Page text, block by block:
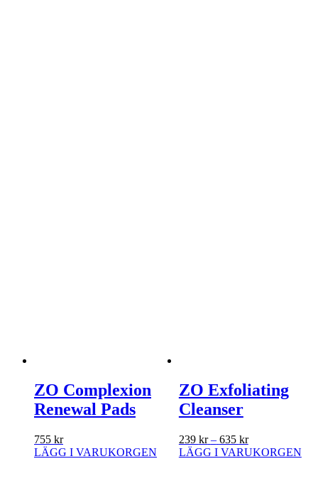
ZO Complexion
Renewal Pads
755 kr
LÄGG I VARUKORGEN
ZO Exfoliating
Cleanser
239 kr – 635 krPrisintervall:
239 kr
LÄGG I VARUKORGEN